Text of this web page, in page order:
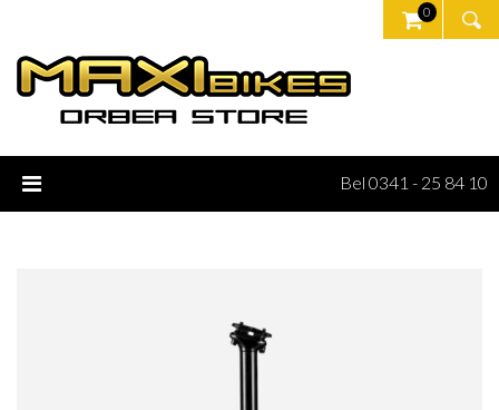
0
Bel 0341 - 25 84 10